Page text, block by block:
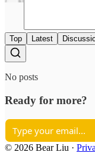
Top Latest
No posts
Ready for more?
© 2026 Bear Liu ·